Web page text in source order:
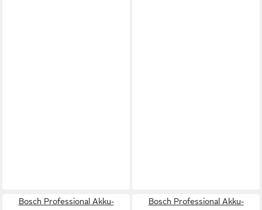
Bosch Professional Akku-
Bosch Professional Akku-